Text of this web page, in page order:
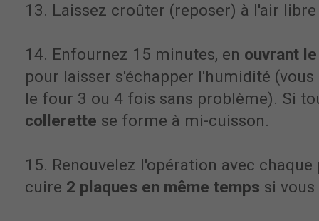
13. Laissez croûter (reposer) à l'air
14. Enfournez 15 minutes, en ouvrant
pour laisser s'échapper l'humidité
le four 3 ou 4 fois sans problème). Si
collerette se forme à mi-cuisson.
15. Renouvelez l'opération avec
cuire 2 plaques en même temps si